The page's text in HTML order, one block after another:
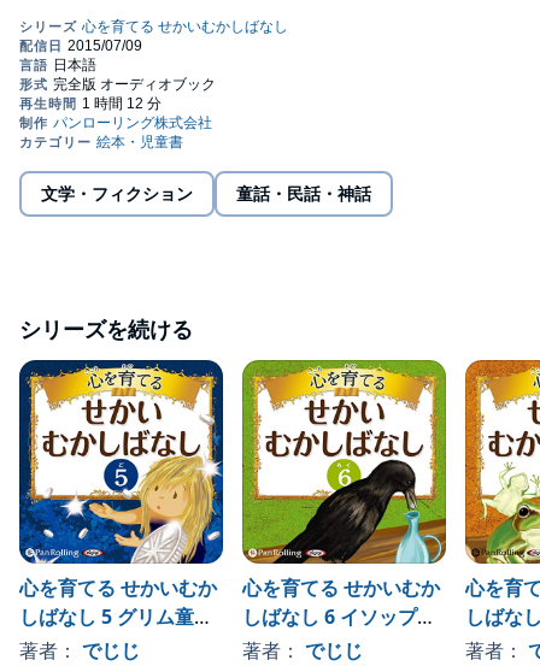
おばあさんは、家を飛び出してしまいました。気づけば日も暮れ
てしまい、困ってしまったおばあさんは、近くに見えた山の小屋
を訪れます。その小屋には、不思議なヤギたちが住んでいたので
した。・ネコがごはんのあとで顔をあらうわけ― ネコはご飯の後
に顔を洗う真似をします。なぜ顔を洗うようになったのか、それ
にはこんな訳があったのでした。・王さまの耳はロバの耳― ある
さんが王さまのお城に呼ばれると帰ってこないことで有名でし
て、最後の床屋さんの男はいつ自分もお城に呼ばれるかとビクビ
ィリアム・テル― 息子と二人で森に住むウィリアム・テルは、ス
イスでは有名な弓の名手でした。この頃、オーストリアに占領さ
れていたスイスでは、いたるところでオーストリア人がいばって
いたのでした。・三匹のこぶた― あるところに、貧乏な漁師が母
親と二人で暮らしていました。今日も魚がなかなか釣れず嘆いて
いた猟師でしたが、ある時、小さなハマグリが釣れまして…。・
かじやさんとあくま― 仕事が無くて貧乏な鍛冶屋が、食べ物を探
そうと森を歩いていると、突然あくまがあらわれました。このあ
くまは男に、金貨の詰まった袋をあげるかわりに、3年後に命をも
らうという提案をします。・世界一気まえのよい男― ある国に、
アツムタイというたいへん気前の良い男がいました。アツムタイ
は、その気前のよさから人気者でしたが、それに王さまは嫉妬し
ていて、家来たちにアツムタイがとても大切にしているウマをも
らってくるよう命令しました。・火の鳥― リンゴの国には、王さ
まと三人の王子が住むお城がありました。このお城の庭には黄金
のリンゴを実らせる木がありましたが、夜になると黄金のリンゴ
が減っているので、王さまは三人の王子たちに、原因を調べるよ
文学・フィクション 童話・民話・神話
シリーズを続ける
心を育てる せかいむか
しばなし 5 グリム童話
―星の銀貨他8話
著者： でじじ
心を育てる せかいむか
しばなし 6 イソップ童
話2 ― カラスと水差し
著者： でじじ
心を育
しばな
ツル他9
著者：